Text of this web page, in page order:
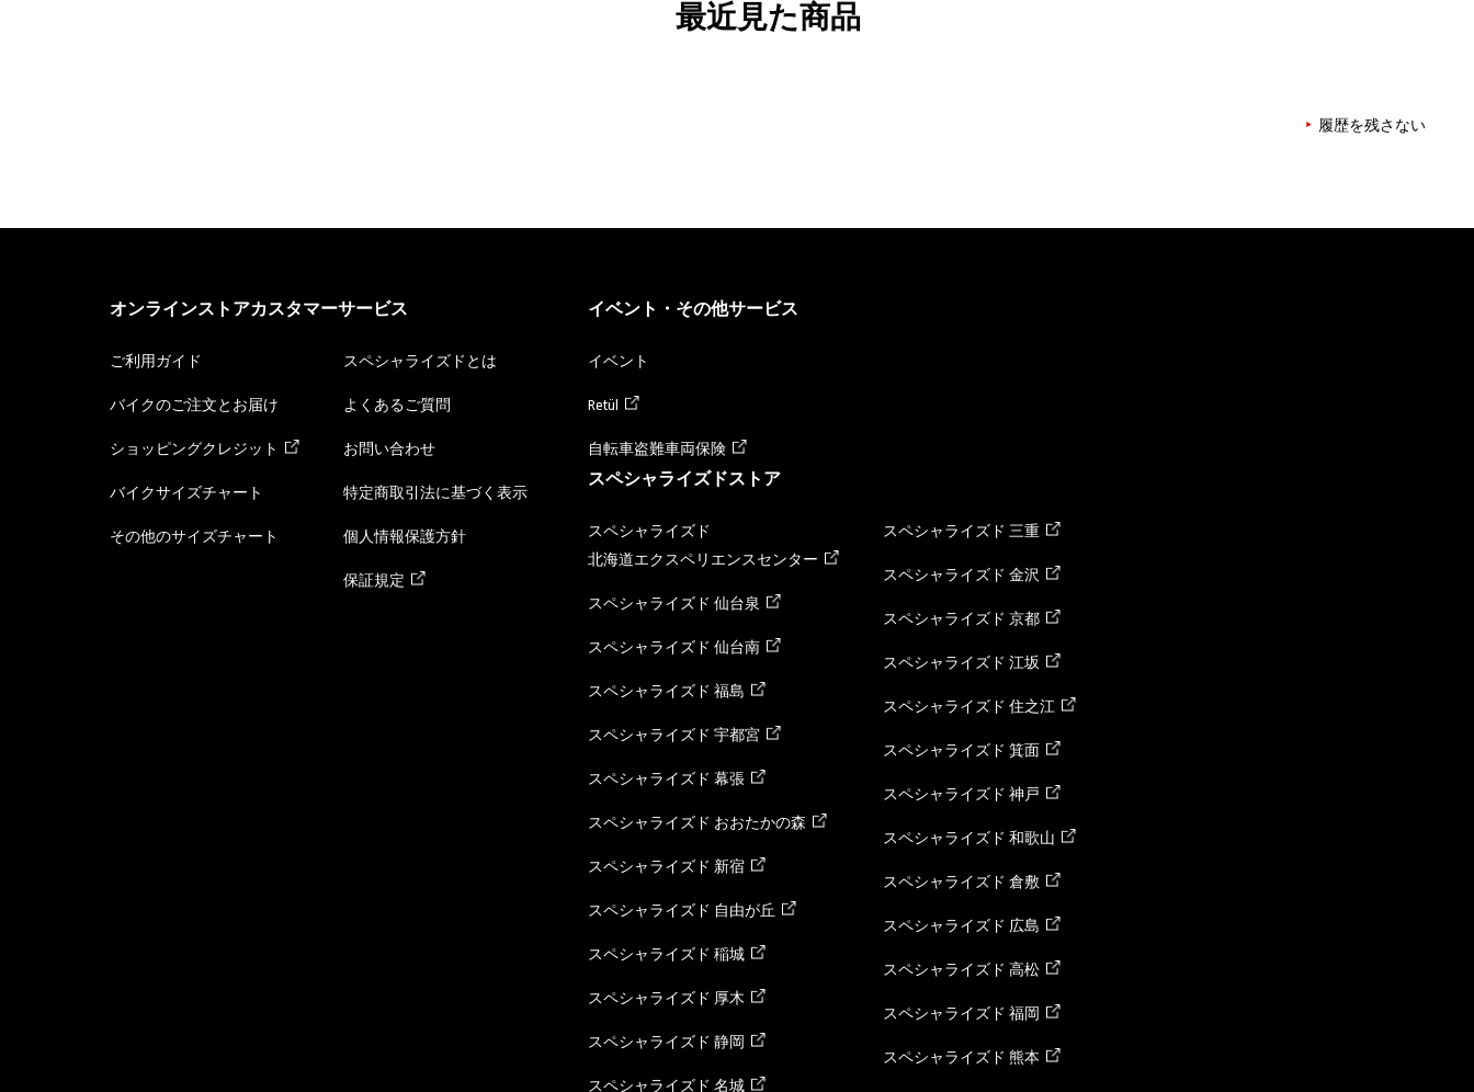
最近見た商品
履歴を残さない
オンラインストアカスタマーサービス
ご利用ガイド
バイクのご注文とお届け
ショッピングクレジット
バイクサイズチャート
その他のサイズチャート
スペシャライズドとは
よくあるご質問
お問い合わせ
特定商取引法に基づく表示
個人情報保護方針
保証規定
イベント・その他サービス
イベント
Retül
自転車盗難車両保険
スペシャライズドストア
スペシャライズド
北海道エクスペリエンスセンター
スペシャライズド 仙台泉
スペシャライズド 仙台南
スペシャライズド 福島
スペシャライズド 宇都宮
スペシャライズド 幕張
スペシャライズド おおたかの森
スペシャライズド 新宿
スペシャライズド 自由が丘
スペシャライズド 稲城
スペシャライズド 厚木
スペシャライズド 静岡
スペシャライズド 名城
スペシャライズド 三重
スペシャライズド 金沢
スペシャライズド 京都
スペシャライズド 江坂
スペシャライズド 住之江
スペシャライズド 箕面
スペシャライズド 神戸
スペシャライズド 和歌山
スペシャライズド 倉敷
スペシャライズド 広島
スペシャライズド 高松
スペシャライズド 福岡
スペシャライズド 熊本